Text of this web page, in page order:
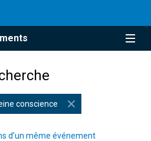
conscience
d’un même événement